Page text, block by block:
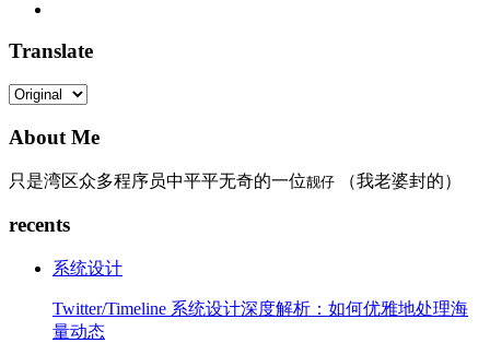
Translate
About Me
只是湾区众多程序员中平平无奇的一位靓仔 （我老婆封的）
recents
系统设计
Twitter/Timeline 系统设计深度解析：如何优雅地处理海
量动态